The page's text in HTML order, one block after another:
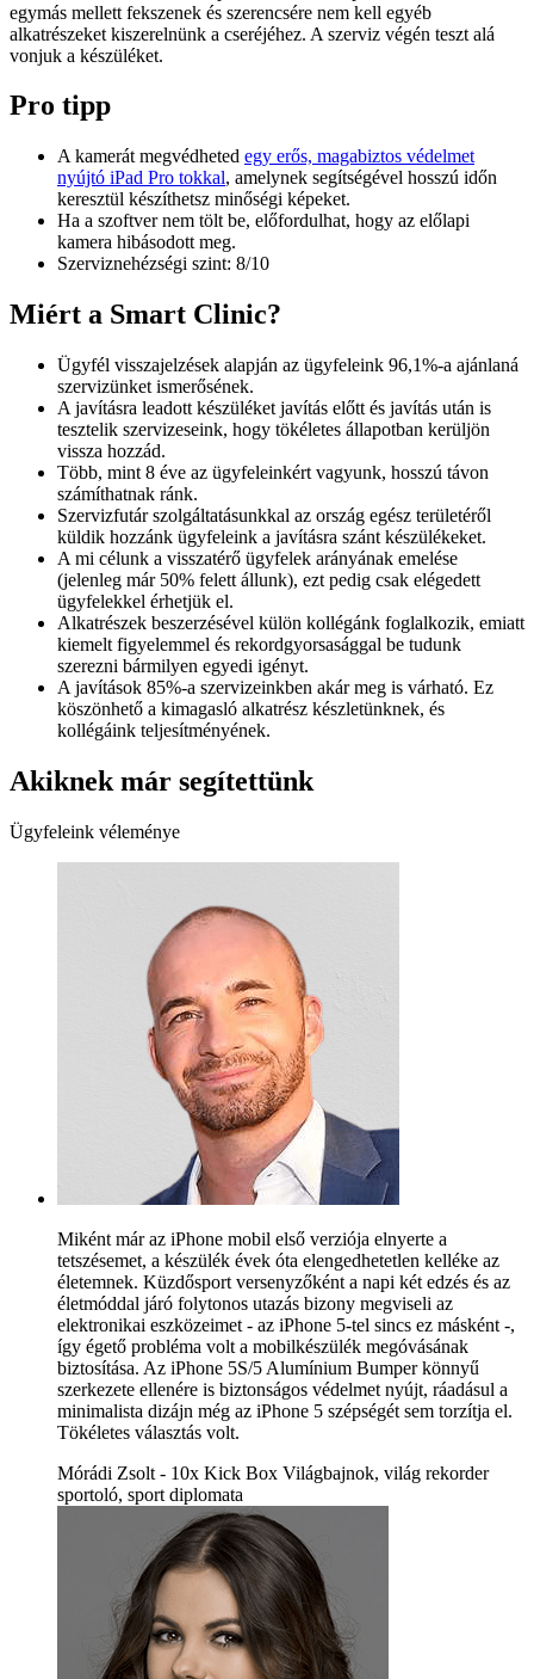
egymás mellett fekszenek és szerencsére nem kell egyéb
alkatrészeket kiszerelnünk a cseréjéhez. A szerviz végén teszt alá
vonjuk a készüléket.
Pro tipp
A kamerát megvédheted egy erős, magabiztos védelmet
nyújtó iPad Pro tokkal, amelynek segítségével hosszú időn
keresztül készíthetsz minőségi képeket.
Ha a szoftver nem tölt be, előfordulhat, hogy az előlapi
kamera hibásodott meg.
Szerviznehézségi szint: 8/10
Miért a Smart Clinic?
Ügyfél visszajelzések alapján az ügyfeleink 96,1%-a ajánlaná
szervizünket ismerősének.
A javításra leadott készüléket javítás előtt és javítás után is
tesztelik szervizeseink, hogy tökéletes állapotban kerüljön
vissza hozzád.
Több, mint 8 éve az ügyfeleinkért vagyunk, hosszú távon
számíthatnak ránk.
Szervizfutár szolgáltatásunkkal az ország egész területéről
küldik hozzánk ügyfeleink a javításra szánt készülékeket.
A mi célunk a visszatérő ügyfelek arányának emelése
(jelenleg már 50% felett állunk), ezt pedig csak elégedett
ügyfelekkel érhetjük el.
Alkatrészek beszerzésével külön kollégánk foglalkozik, emiatt
kiemelt figyelemmel és rekordgyorsasággal be tudunk
szerezni bármilyen egyedi igényt.
A javítások 85%-a szervizeinkben akár meg is várható. Ez
köszönhető a kimagasló alkatrész készletünknek, és
kollégáink teljesítményének.
Akiknek már segítettünk
Ügyfeleink véleménye
Miként már az iPhone mobil első verziója elnyerte a
tetszésemet, a készülék évek óta elengedhetetlen kelléke az
életemnek. Küzdősport versenyzőként a napi két edzés és az
életmóddal járó folytonos utazás bizony megviseli az
elektronikai eszközeimet - az iPhone 5-tel sincs ez másként -,
így égető probléma volt a mobilkészülék megóvásának
biztosítása. Az iPhone 5S/5 Alumínium Bumper könnyű
szerkezete ellenére is biztonságos védelmet nyújt, ráadásul a
minimalista dizájn még az iPhone 5 szépségét sem torzítja el.
Tökéletes választás volt.
Mórádi Zsolt - 10x Kick Box Világbajnok, világ rekorder
sportoló, sport diplomata